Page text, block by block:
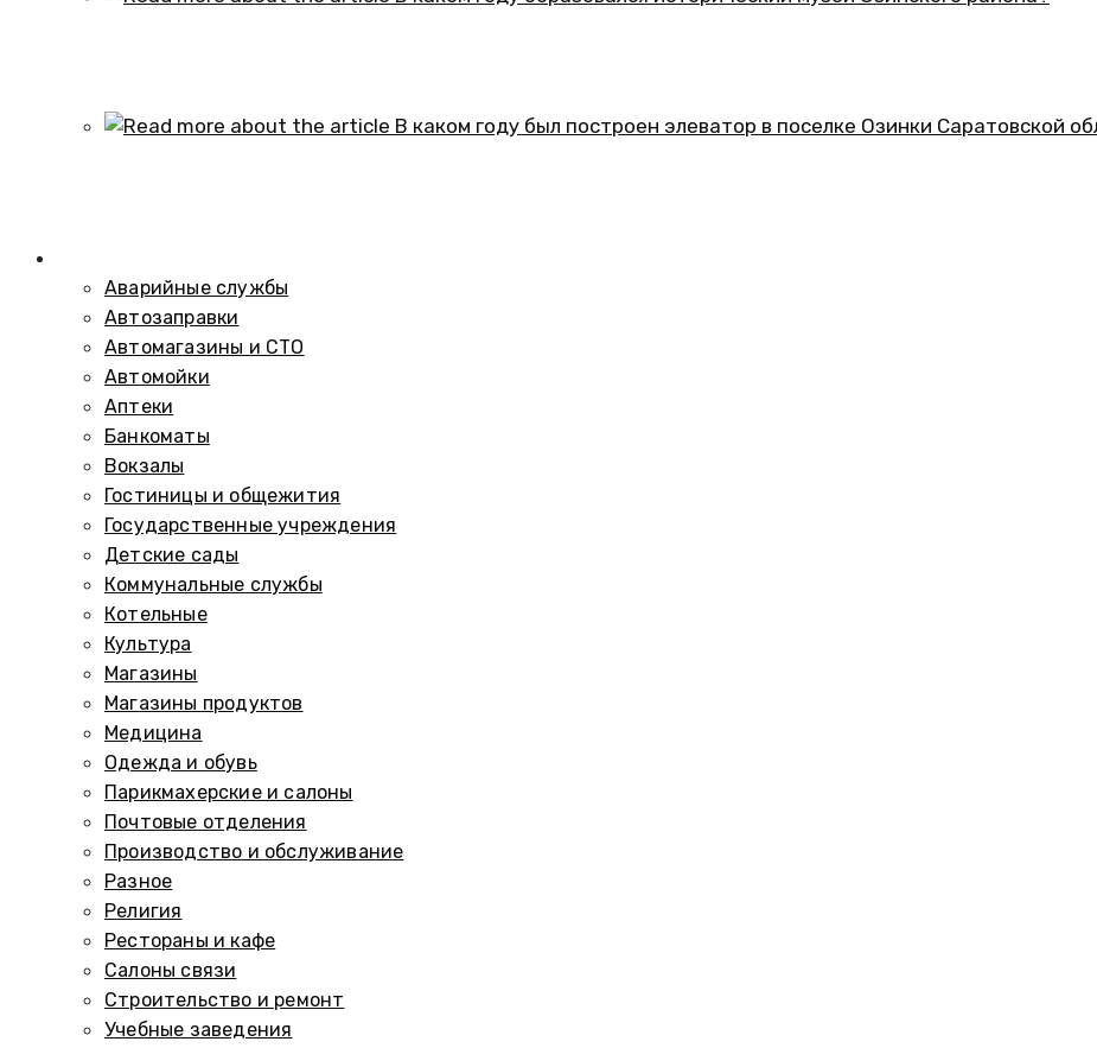
Аварийные службы
Автозаправки
Автомагазины и СТО
Автомойки
Аптеки
Банкоматы
Вокзалы
Гостиницы и общежития
Государственные учреждения
Детские сады
Коммунальные службы
Котельные
Культура
Магазины
Магазины продуктов
Медицина
Одежда и обувь
Парикмахерские и салоны
Почтовые отделения
Производство и обслуживание
Разное
Религия
Рестораны и кафе
Салоны связи
Строительство и ремонт
Учебные заведения